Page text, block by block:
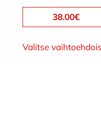
38.00€
Valitse
sivulla.